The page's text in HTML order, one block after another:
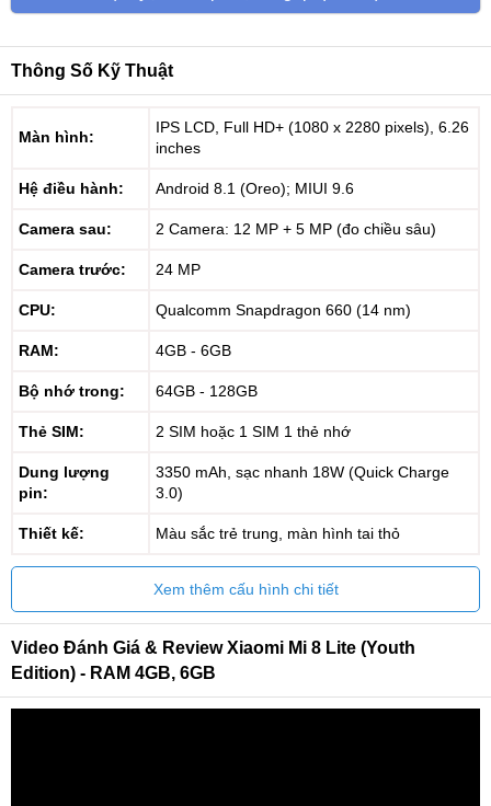
Thông Số Kỹ Thuật
Màn hình:
IPS LCD, Full HD+ (1080 x 2280 pixels), 6.26
inches
Hệ điều hành: Android 8.1 (Oreo); MIUI 9.6
Camera sau: 2 Camera: 12 MP + 5 MP (đo chiều sâu)
Camera trước: 24 MP
CPU: Qualcomm Snapdragon 660 (14 nm)
RAM: 4GB - 6GB
Bộ nhớ trong: 64GB - 128GB
Thẻ SIM: 2 SIM hoặc 1 SIM 1 thẻ nhớ
Dung lượng
pin:
3350 mAh, sạc nhanh 18W (Quick Charge
3.0)
Thiết kế: Màu sắc trẻ trung, màn hình tai thỏ
Xem thêm cấu hình chi tiết
Video Đánh Giá & Review Xiaomi Mi 8 Lite (Youth
Edition) - RAM 4GB, 6GB